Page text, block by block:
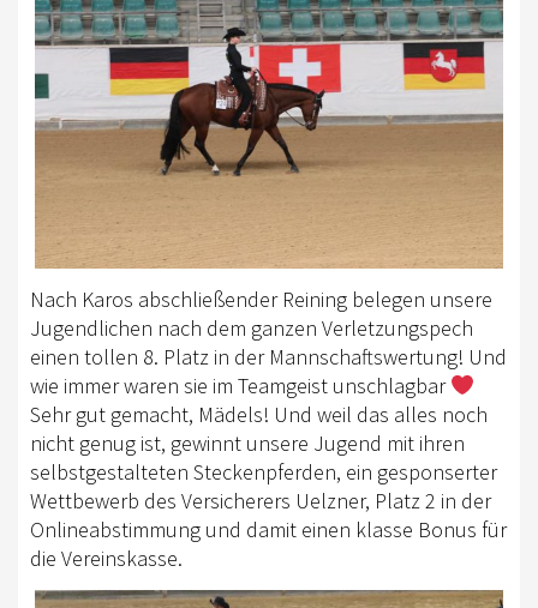
Nach Karos abschließender Reining belegen unsere
Jugendlichen nach dem ganzen Verletzungspech
einen tollen 8. Platz in der Mannschaftswertung! Und
wie immer waren sie im Teamgeist unschlagbar
Sehr gut gemacht, Mädels! Und weil das alles noch
nicht genug ist, gewinnt unsere Jugend mit ihren
selbstgestalteten Steckenpferden, ein gesponserter
Wettbewerb des Versicherers Uelzner, Platz 2 in der
Onlineabstimmung und damit einen klasse Bonus für
die Vereinskasse.